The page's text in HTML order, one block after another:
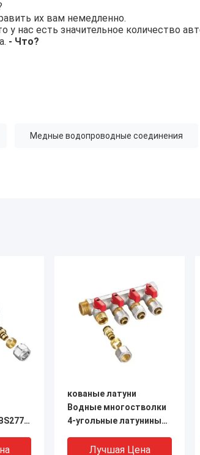
их вам немедленно.
нас есть значительное количество
- Что?
Медные водопроводные соединения
кованые латуни
Водные многостволки
4-угольные латуниные
разделители ISO 228
Лучшая Цена